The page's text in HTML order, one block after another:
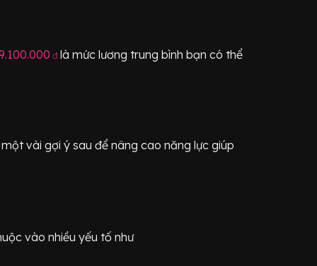
đlà mức lương trung bình bạn có thể
vài gợi ý sau để nâng cao năng lực giúp
vào nhiều yếu tố như